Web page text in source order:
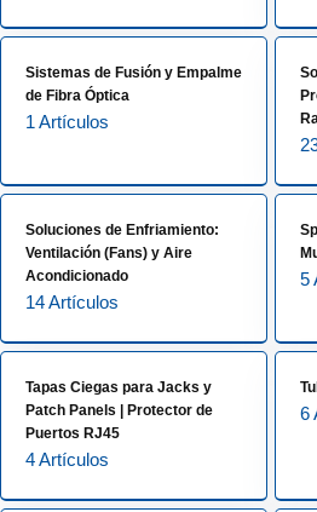
Sistemas de Fusión y Empalme
de Fibra Óptica
1 Artículos
Soluciones de Enfriamiento:
Ventilación (Fans) y Aire
Acondicionado
14 Artículos
5
Tapas Ciegas para Jacks y
Patch Panels | Protector de
Puertos RJ45
4 Artículos
6